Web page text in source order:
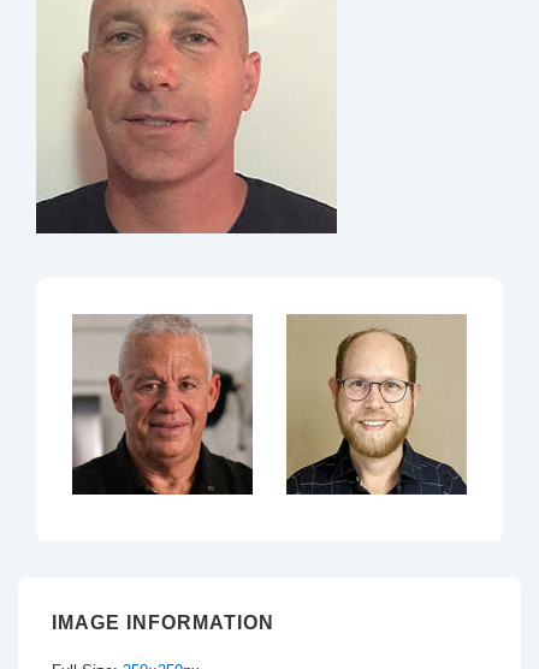
IMAGE INFORMATION